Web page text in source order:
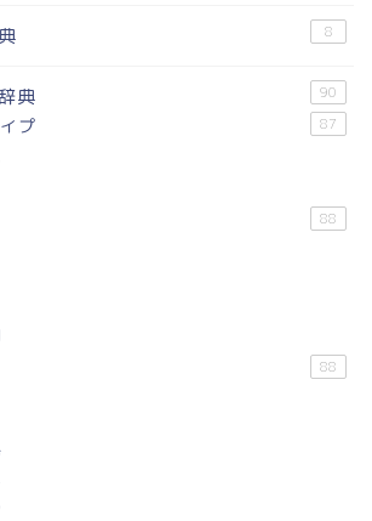
8
典 90
プ 87
88
88